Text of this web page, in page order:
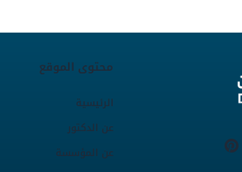
محتوى الموقع
الرئيسية
عن الدكتور
عن المؤسسة